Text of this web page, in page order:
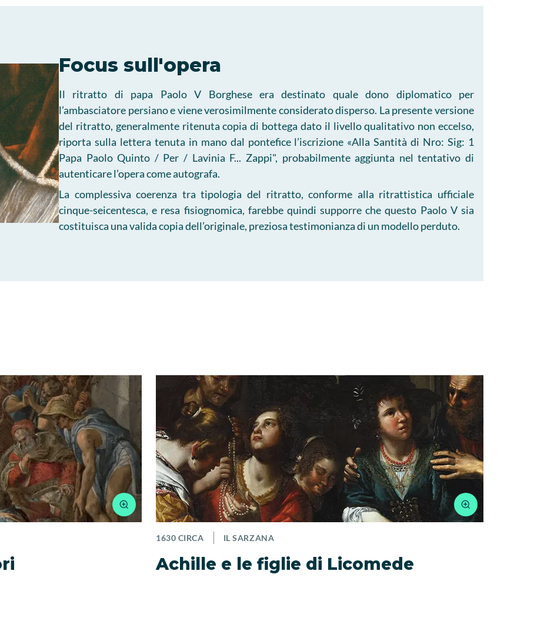
Focus sull'opera
Il ritratto di papa Paolo V Borghese era destinato quale dono diplomatico per
l’ambasciatore persiano e viene verosimilmente considerato disperso. La presente versione
del ritratto, generalmente ritenuta copia di bottega dato il livello qualitativo non eccelso,
riporta sulla lettera tenuta in mano dal pontefice l’iscrizione «Alla Santità di Nro: Sig: 1
Papa Paolo Quinto / Per / Lavinia F... Zappi", probabilmente aggiunta nel tentativo di
autenticare l’opera come autografa.
La complessiva coerenza tra tipologia del ritratto, conforme alla ritrattistica ufficiale
cinque-seicentesca, e resa fisiognomica, farebbe quindi supporre che questo Paolo V sia
costituisca una valida copia dell’originale, preziosa testimonianza di un modello perduto.
1630 CIRCA IL SARZANA
Achille e le figlie di Licomede